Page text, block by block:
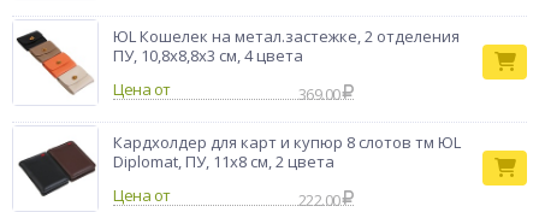
Бренд ЮL
ЮL Кошелек на метал.застежке, 2 отделения
ПУ, 10,8х8,8x3 см, 4 цвета
Цена от
369.00
Кардхолдер для карт и купюр 8 слотов тм ЮL
Diplomat, ПУ, 11х8 см, 2 цвета
Цена от
222.00